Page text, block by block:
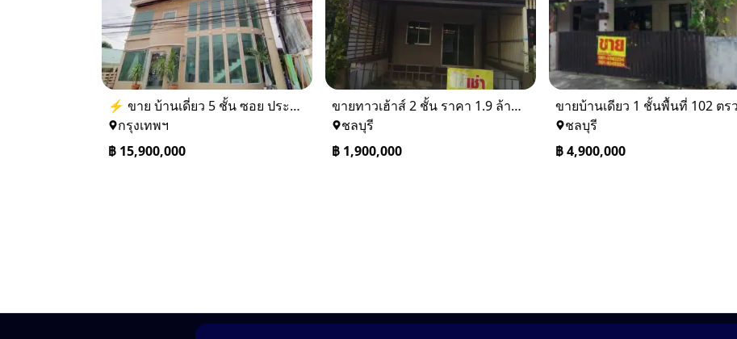
⚡ ขาย บ้านเดี่ยว 5 ชั้น ซอย ประชาชื่น 14 ใกล้ BTS
กรุงเทพฯ
฿ 15,900,000
ขายทาวเฮ้าส์ 2 ชั้น ราคา 1.9 ล้านบาท ที่อยู่ ศรีราชา ชลบุรี
ชลบุรี
฿ 1,900,000
ชลบุรี
฿4,900,000